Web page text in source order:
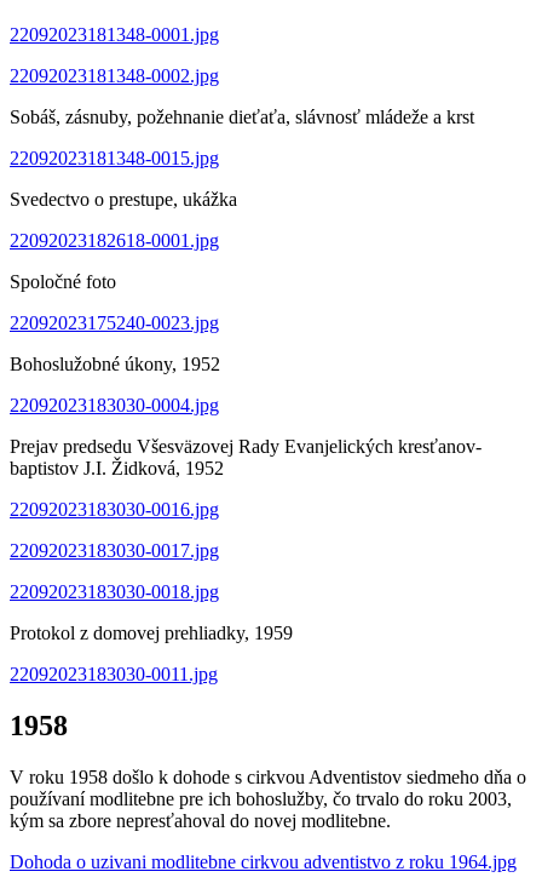
22092023181348-0001.jpg
22092023181348-0002.jpg
Sobáš, zásnuby, požehnanie dieťaťa, slávnosť mládeže a krst
22092023181348-0015.jpg
Svedectvo o prestupe, ukážka
22092023182618-0001.jpg
Spoločné foto
22092023175240-0023.jpg
Bohoslužobné úkony, 1952
22092023183030-0004.jpg
Prejav predsedu Všesväzovej Rady Evanjelických kresťanov-
baptistov J.I. Židková, 1952
22092023183030-0016.jpg
22092023183030-0017.jpg
22092023183030-0018.jpg
Protokol z domovej prehliadky, 1959
22092023183030-0011.jpg
1958
V roku 1958 došlo k dohode s cirkvou Adventistov siedmeho dňa o
používaní modlitebne pre ich bohoslužby, čo trvalo do roku 2003,
kým sa zbore nepresťahoval do novej modlitebne.
Dohoda o uzivani modlitebne cirkvou adventistvo z roku 1964.jpg